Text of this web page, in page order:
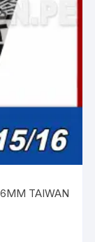
TAIWAN